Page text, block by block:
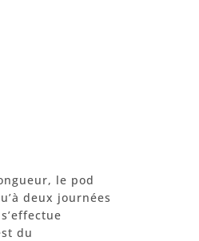
le pod
deux journées
du